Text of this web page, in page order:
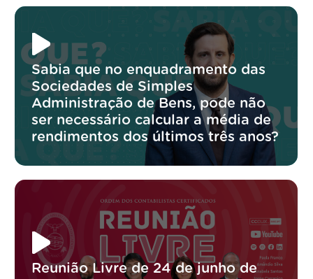
Sabia que no enquadramento das
Sociedades de Simples
Administração de Bens, pode não
ser necessário calcular a média de
rendimentos dos últimos três anos?
Reunião Livre de 24 de junho de